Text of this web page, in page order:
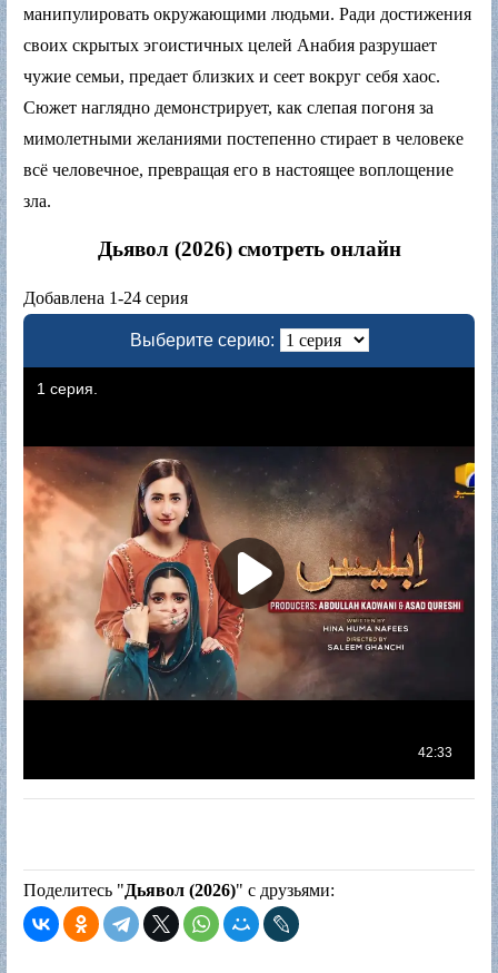
манипулировать окружающими людьми. Ради достижения
своих скрытых эгоистичных целей Анабия разрушает
чужие семьи, предает близких и сеет вокруг себя хаос.
Сюжет наглядно демонстрирует, как слепая погоня за
мимолетными желаниями постепенно стирает в человеке
всё человечное, превращая его в настоящее воплощение
зла.
Дьявол (2026) смотреть онлайн
Добавлена 1-24 серия
Выберите серию:
Поделитесь "Дьявол (2026)" с друзьями: